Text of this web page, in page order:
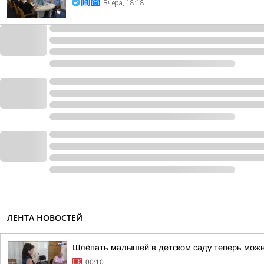
Вчера, 18:18
ЛЕНТА НОВОСТЕЙ
Шлёпать малышей в детском саду теперь
00:10